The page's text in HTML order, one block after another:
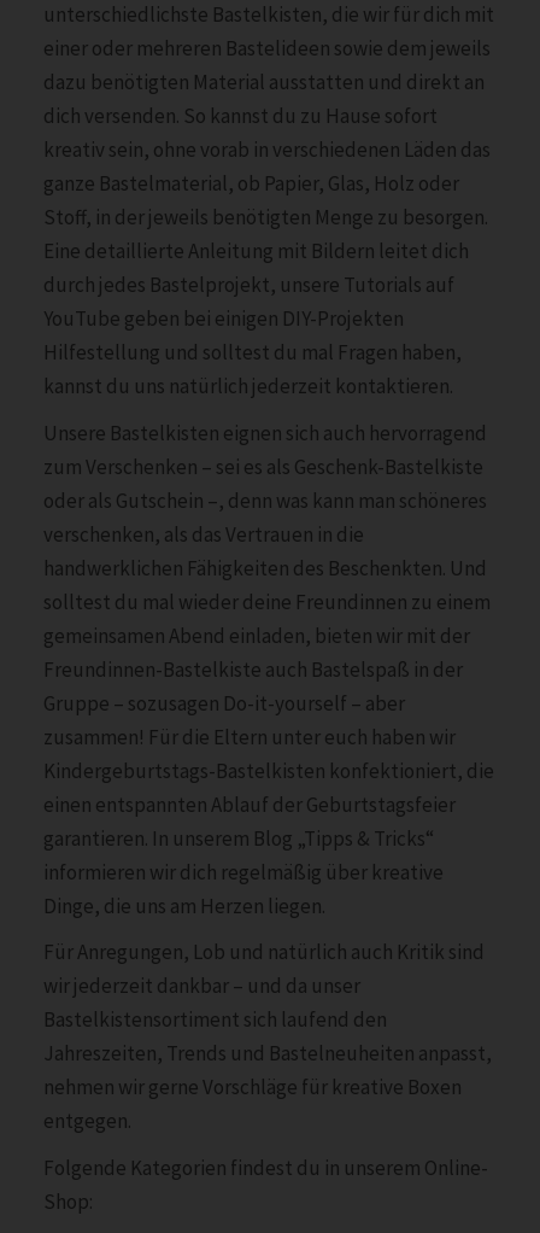
unterschiedlichste Bastelkisten, die wir für dich mit
einer oder mehreren Bastelideen sowie dem jeweils
dazu benötigten Material ausstatten und direkt an
dich versenden. So kannst du zu Hause sofort
kreativ sein, ohne vorab in verschiedenen Läden das
ganze Bastelmaterial, ob Papier, Glas, Holz oder
Stoff, in der jeweils benötigten Menge zu besorgen.
Eine detaillierte Anleitung mit Bildern leitet dich
durch jedes Bastelprojekt, unsere Tutorials auf
YouTube geben bei einigen DIY-Projekten
Hilfestellung und solltest du mal Fragen haben,
kannst du uns natürlich jederzeit kontaktieren.
Unsere Bastelkisten eignen sich auch hervorragend
zum Verschenken – sei es als Geschenk-Bastelkiste
oder als Gutschein –, denn was kann man schöneres
verschenken, als das Vertrauen in die
handwerklichen Fähigkeiten des Beschenkten. Und
solltest du mal wieder deine Freundinnen zu einem
gemeinsamen Abend einladen, bieten wir mit der
Freundinnen-Bastelkiste auch Bastelspaß in der
Gruppe – sozusagen Do-it-yourself – aber
zusammen! Für die Eltern unter euch haben wir
Kindergeburtstags-Bastelkisten konfektioniert, die
einen entspannten Ablauf der Geburtstagsfeier
garantieren. In unserem Blog „Tipps & Tricks“
informieren wir dich regelmäßig über kreative
Dinge, die uns am Herzen liegen.
Für Anregungen, Lob und natürlich auch Kritik sind
wir jederzeit dankbar – und da unser
Bastelkistensortiment sich laufend den
Jahreszeiten, Trends und Bastelneuheiten anpasst,
nehmen wir gerne Vorschläge für kreative Boxen
entgegen.
Folgende Kategorien findest du in unserem Online-
Shop: